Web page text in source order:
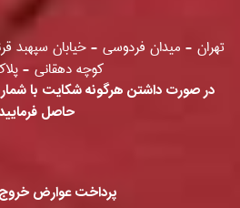
تهران - میدان فردوسی - خیابان سپهبد
کوچه دهقانی -
حاصل
پرداخت عوارض